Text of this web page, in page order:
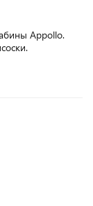
Appollo.